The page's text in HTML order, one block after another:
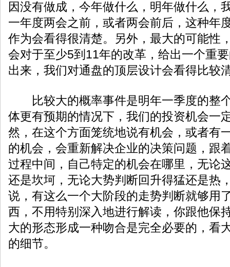
因没有做成，今年做什么，明年做什么，
一年度两会之前，或者两会前后，这种年
作为会看得很清楚。另外，最大的可能性
会对于至少5到11年的改革，给出一个重
出来，我们对通盘的顶层设计会看得比较
比较大的概率事件是明年一季度的整
体更有预期的情况下，我们的投资机会一
然，在这个方面笼统地说有机会，或者有
的机会，会重新解决企业的决策问题，跟
过程中间，自己特定的机会在哪里，无论
还是坎坷，无论大势判断回升得猛还是热
说，有这么一个大阶段的走势判断就够用
西，不用特别深入地进行解读，你跟他保
大的形态形成一种吻合是完全必要的，看
的细节。